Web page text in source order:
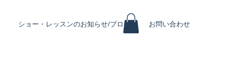
ショー・レッスンのお知らせ/ブログ お問い合わせ